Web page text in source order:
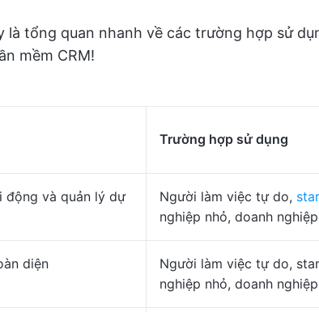
là tổng quan nhanh về các trường hợp sử
mềm CRM!
Trường hợp sử dụng
động và quản lý dự
Người làm việc tự do,
nghiệp nhỏ, doanh
diện
Người làm việc tự do,
nghiệp nhỏ, doanh